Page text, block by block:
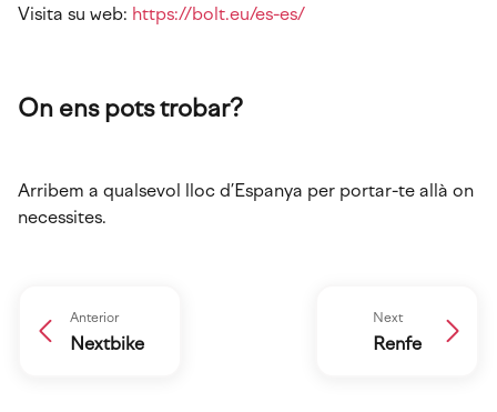
Visita su web: https://bolt.eu/es-es/
On ens pots trobar?
Arribem a qualsevol lloc d’Espanya per portar-te allà on
necessites.
Next
Renfe
Anterior
Nextbike